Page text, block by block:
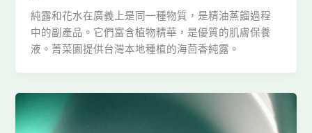
純露和花水在廣義上是同一種物質，是精油蒸餾過程
中的副產品。它們富含植物精華，是優質的肌膚保養
液。菁菜園提供台灣本地種植的海茴香純露。